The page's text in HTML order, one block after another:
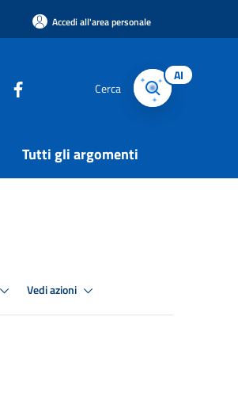
Accedi all'area personale
Cerca
AI
Tutti gli argomenti
Vedi azioni